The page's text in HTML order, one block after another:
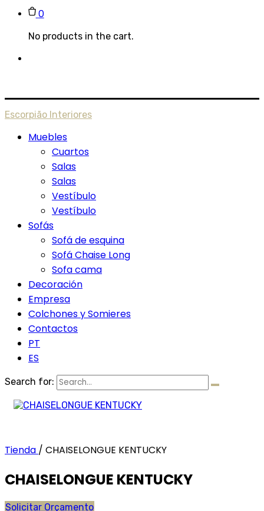
0
No products in the cart.
Escorpião Interiores
Muebles
Cuartos
Salas
Salas
Vestíbulo
Vestíbulo
Sofás
Sofá de esquina
Sofá Chaise Long
Sofa cama
Decoración
Empresa
Colchones y Somieres
Contactos
PT
ES
Search for:
Tienda / CHAISELONGUE KENTUCKY
CHAISELONGUE KENTUCKY
Solicitar Orçamento